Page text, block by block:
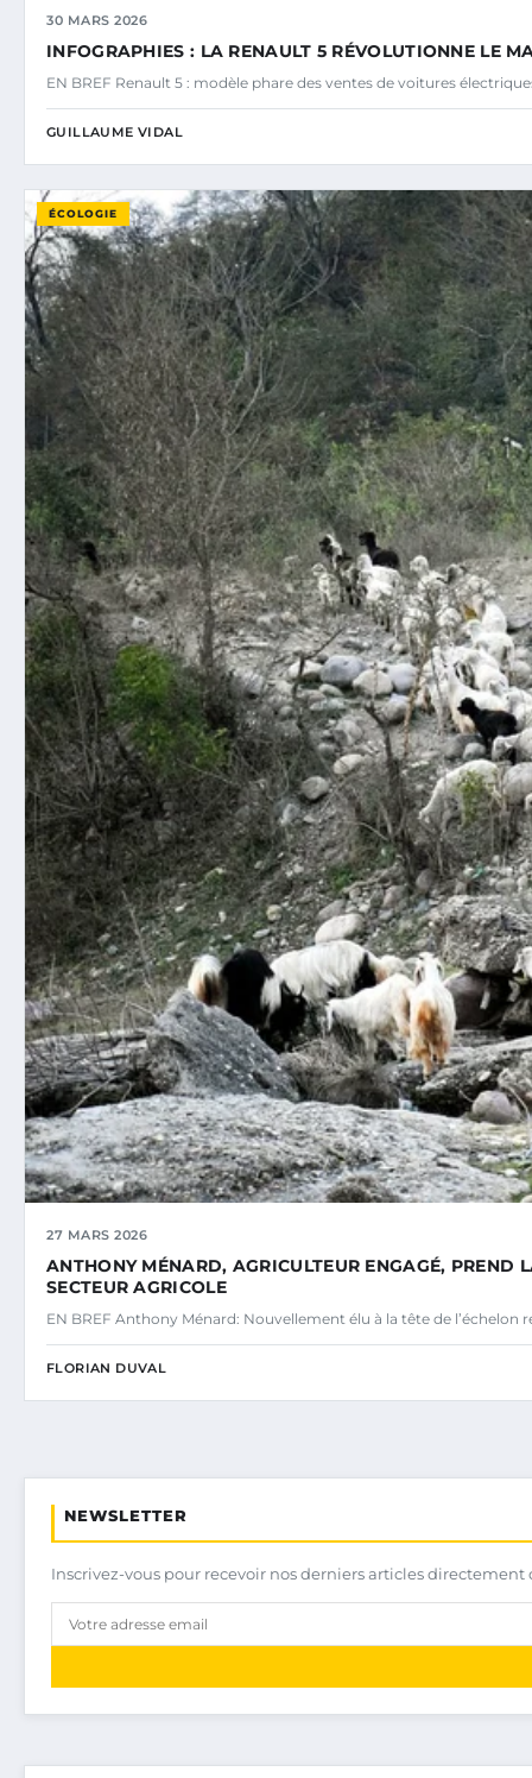
30 MARS 2026
INFOGRAPHIES : LA RENAULT 5 RÉVOLUTIONNE LE
EN BREF Renault 5 : modèle phare des ventes de voitures
GUILLAUME VIDAL
ÉCOLOGIE
27 MARS 2026
ANTHONY MÉNARD, AGRICULTEUR ENGAGÉ, PREND
SECTEUR AGRICOLE
EN BREF Anthony Ménard: Nouvellement élu à la tête de l’échelon
FLORIAN DUVAL
NEWSLETTER
Inscrivez-vous pour recevoir nos derniers articles